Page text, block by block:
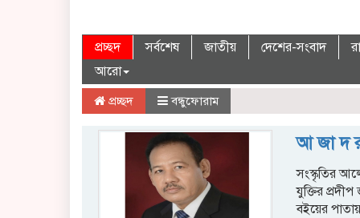
প্রচ্ছদ সর্বশেষ জাতীয় দেশের-সংবাদ
আরো
প্রচ্ছদ বন্ধুফোরাম
আ জা দ
সংস্কৃতির
যুক্তির
বইয়ের